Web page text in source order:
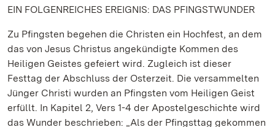
EIN FOLGENREICHES EREIGNIS: DAS PFINGSTWUNDER
Zu Pfingsten begehen die Christen ein Hochfest, an dem
das von Jesus Christus angekündigte Kommen des
Heiligen Geistes gefeiert wird. Zugleich ist dieser
Festtag der Abschluss der Osterzeit. Die versammelten
Jünger Christi wurden an Pfingsten vom Heiligen Geist
erfüllt. In Kapitel 2, Vers 1-4 der Apostelgeschichte wird
das Wunder beschrieben: „Als der Pfingsttag gekommen